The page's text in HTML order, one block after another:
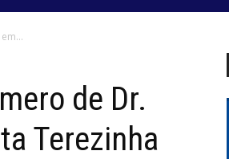
de Dr.
Terezinha